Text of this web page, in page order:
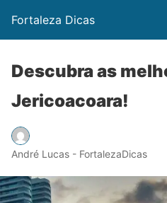
Fortaleza Dicas
Descubra as
Jericoacoara!
André Lucas - FortalezaDicas